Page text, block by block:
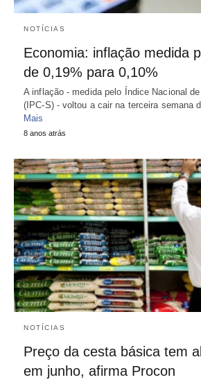
NOTÍCIAS
Economia: inflação medida
de 0,19% para 0,10%
A inflação - medida pelo Índice Nacional
(IPC-S) - voltou a cair na terceira semana
Mais
8 anos atrás
NOTÍCIAS
Preço da cesta básica tem
em junho, afirma Procon